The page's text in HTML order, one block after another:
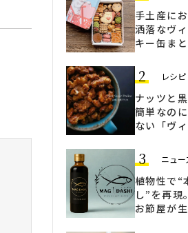
手土産に
洒落なヴ
キー缶ま
2 レシピ
ナッツと
簡単なの
ない「ヴ
3 ニュー
植物性で“
し”を再現
お節屋が